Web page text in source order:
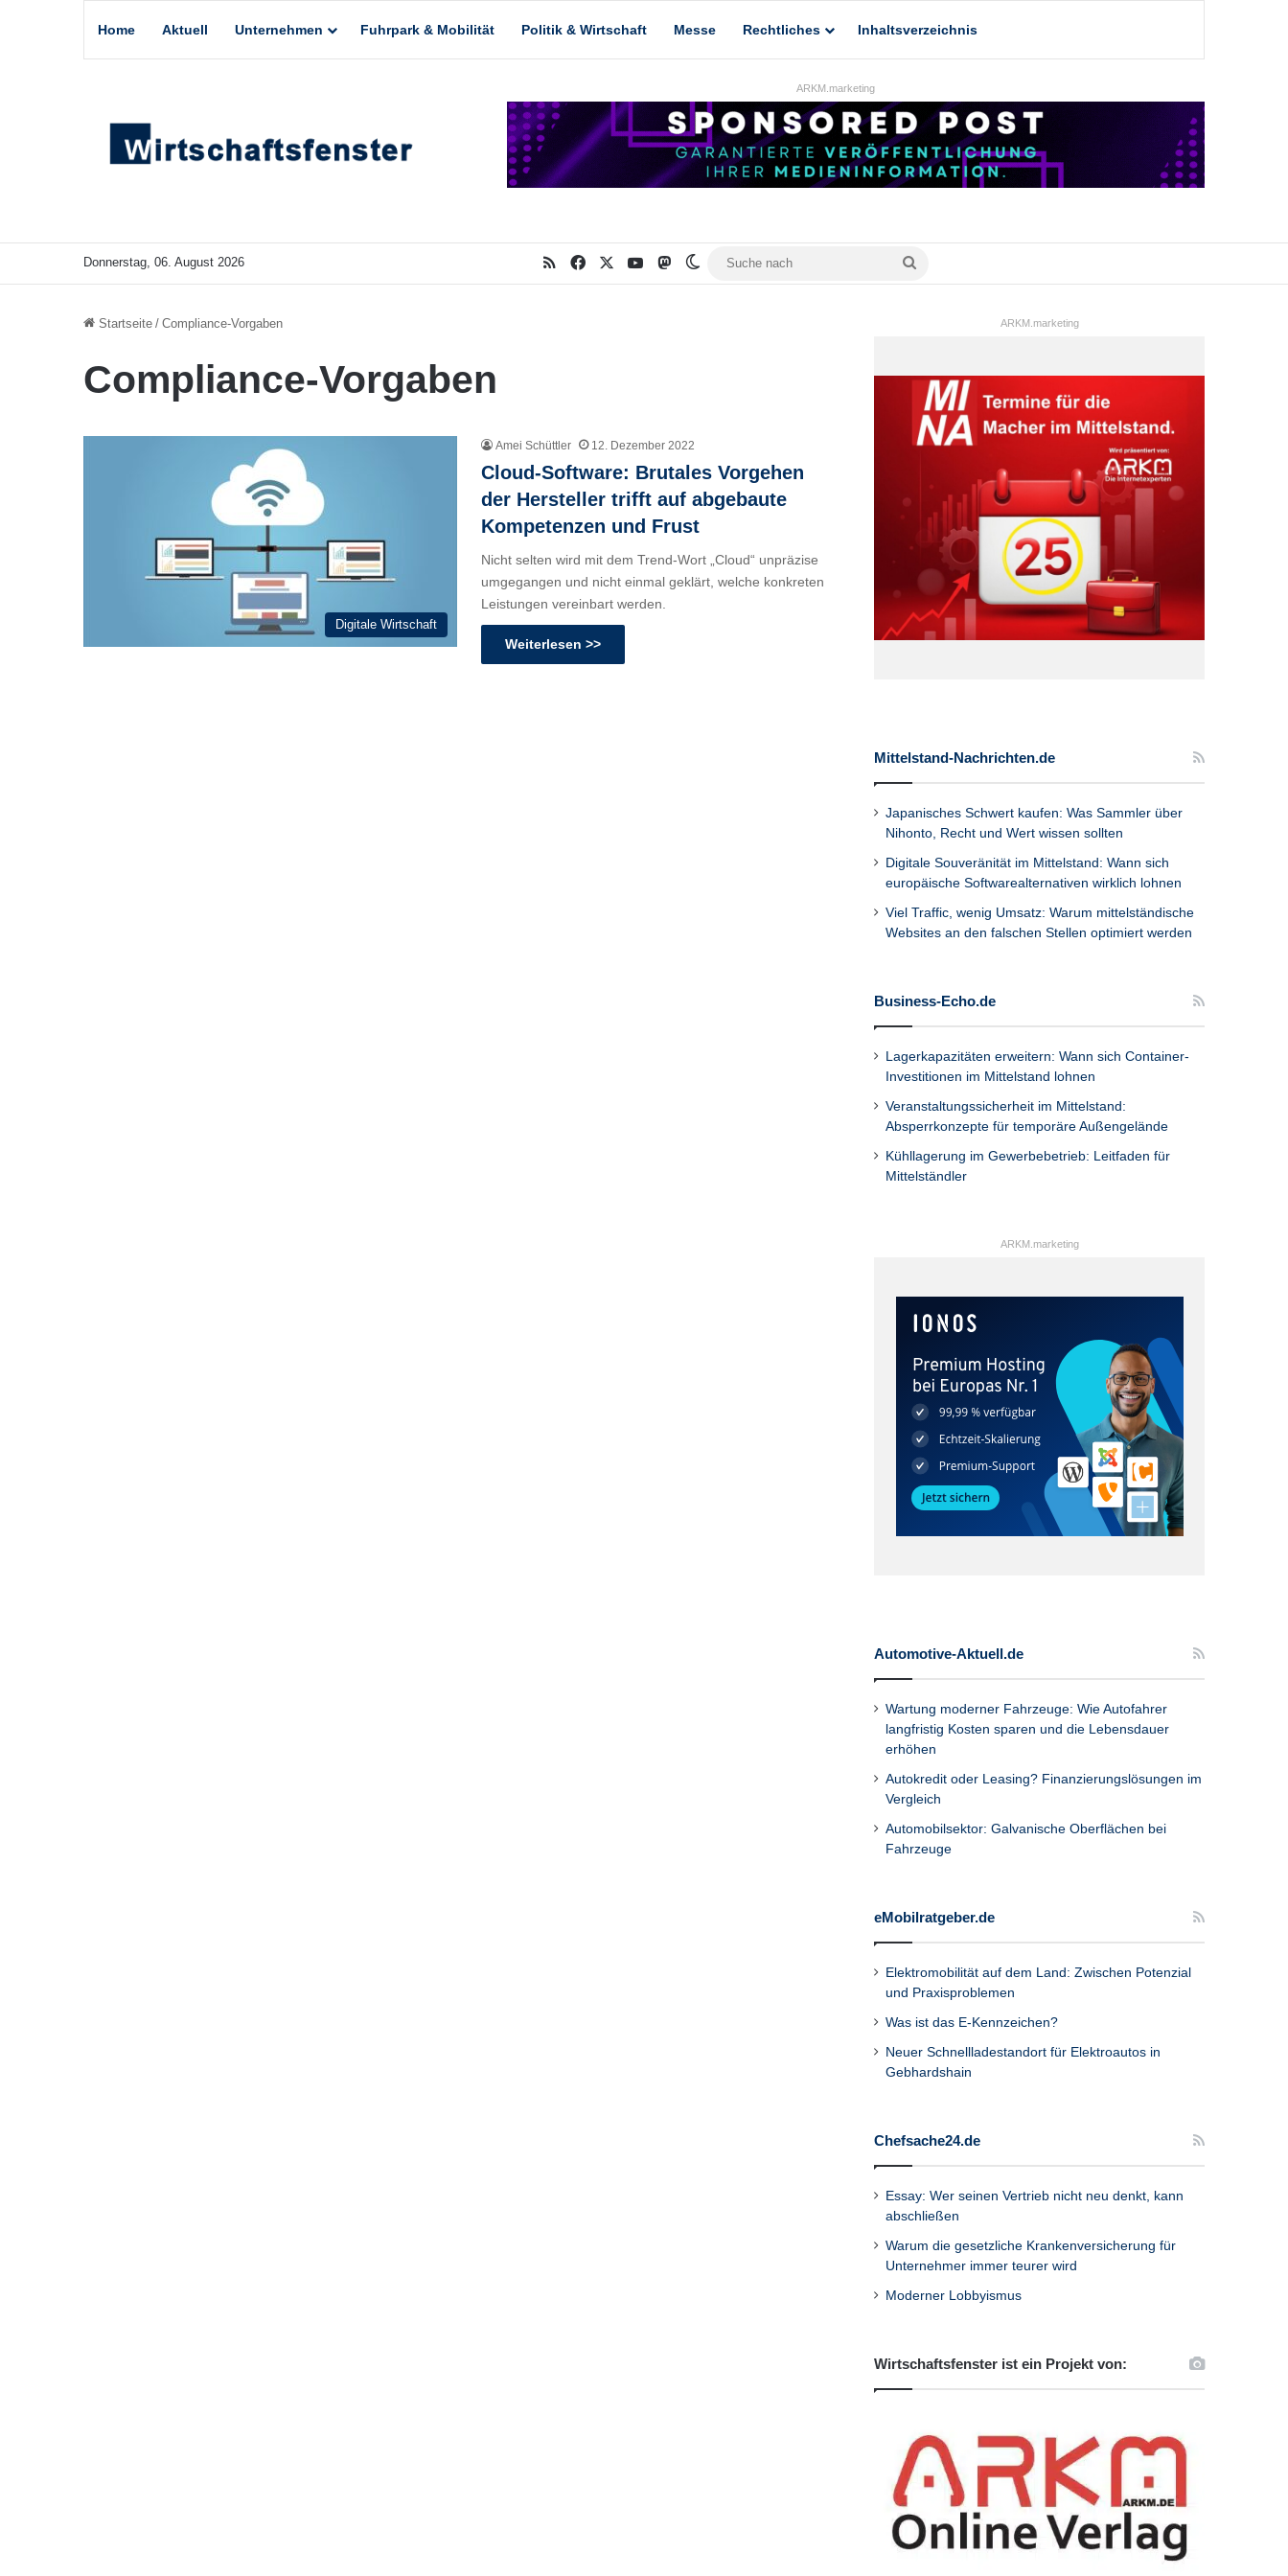
Home Aktuell Unternehmen Fuhrpark & Mobilität Politik & Wirtschaft Messe Rechtliches Inhaltsverzeichnis
ARKM.marketing
Donnerstag, 06. August 2026 RSS Facebook YouTubeMastodonSkin umschalten
Startseite / Compliance-Vorgaben
Compliance-Vorgaben
Digitale Wirtschaft
Amei Schüttler 12. Dezember 2022
Cloud-Software: Brutales Vorgehen
der Hersteller trifft auf abgebaute
Kompetenzen und Frust
Nicht selten wird mit dem Trend-Wort „Cloud“ unpräzise
umgegangen und nicht einmal geklärt, welche konkreten
Leistungen vereinbart werden.
Weiterlesen >>
ARKM.marketing
Mittelstand-Nachrichten.de
Japanisches Schwert kaufen: Was Sammler über
Nihonto, Recht und Wert wissen sollten
Digitale Souveränität im Mittelstand: Wann sich
europäische Softwarealternativen wirklich lohnen
Viel Traffic, wenig Umsatz: Warum mittelständische
Websites an den falschen Stellen optimiert werden
Business-Echo.de
Lagerkapazitäten erweitern: Wann sich Container-
Investitionen im Mittelstand lohnen
Veranstaltungssicherheit im Mittelstand:
Absperrkonzepte für temporäre Außengelände
Kühllagerung im Gewerbebetrieb: Leitfaden für
Mittelständler
ARKM.marketing
Automotive-Aktuell.de
Wartung moderner Fahrzeuge: Wie Autofahrer
langfristig Kosten sparen und die Lebensdauer
erhöhen
Autokredit oder Leasing? Finanzierungslösungen im
Vergleich
Automobilsektor: Galvanische Oberflächen bei
Fahrzeuge
eMobilratgeber.de
Elektromobilität auf dem Land: Zwischen Potenzial
und Praxisproblemen
Was ist das E-Kennzeichen?
Neuer Schnellladestandort für Elektroautos in
Gebhardshain
Chefsache24.de
Essay: Wer seinen Vertrieb nicht neu denkt, kann
abschließen
Warum die gesetzliche Krankenversicherung für
Unternehmer immer teurer wird
Moderner Lobbyismus
Wirtschaftsfenster ist ein Projekt von: